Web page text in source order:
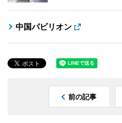
中国パビリオン
前の記事